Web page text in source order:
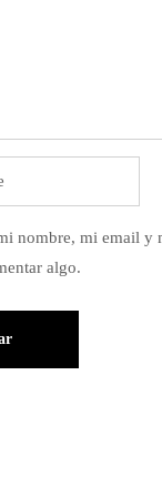
nombre, mi email y
algo.